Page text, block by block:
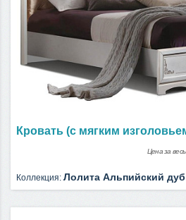
Кровать (с мягким
Цена за
Коллекция: Лолита Альпийский дуб